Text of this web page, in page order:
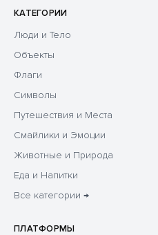
КАТЕГОРИИ
Люди и Тело
Объекты
Флаги
Символы
Путешествия и Места
Смайлики и Эмоции
Животные и Природа
Еда и Напитки
Все категории →
ПЛАТФОРМЫ